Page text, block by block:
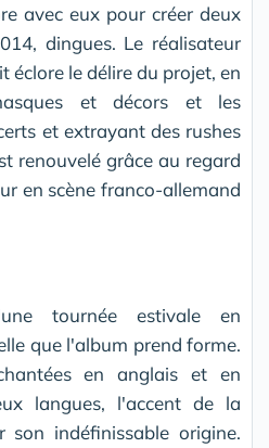
avec eux pour créer deux
dingues. Le réalisateur
éclore le délire du projet, en
et décors et les
et extrayant des rushes
renouvelé grâce au regard
en scène franco-allemand
tournée estivale en
que l'album prend forme.
en anglais et en
langues, l'accent de la
son indéfinissable origine.